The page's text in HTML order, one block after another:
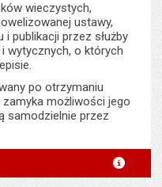
wieczystych,
ustawy,
publikacji przez służby
wytycznych, o których
po otrzymaniu
możliwości jego
samodzielnie przez